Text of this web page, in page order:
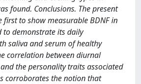
found. Conclusions. The present
first to show measurable BDNF in
to demonstrate its daily
saliva and serum of healthy
correlation between diurnal
the personality traits associated
corroborates the notion that